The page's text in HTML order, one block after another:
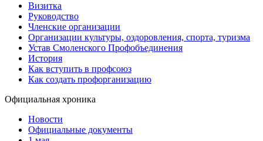
Визитка
Руководство
Членские организации
Организации культуры, оздоровления, спорта, туризма
Устав Смоленского Профобъединения
История
Как вступить в профсоюз
Как создать профорганизацию
Официальная хроника
Новости
Официальные документы